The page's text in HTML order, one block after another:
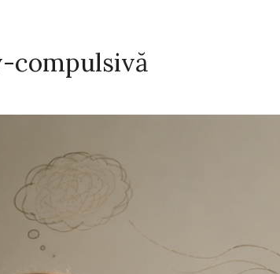
compulsivă